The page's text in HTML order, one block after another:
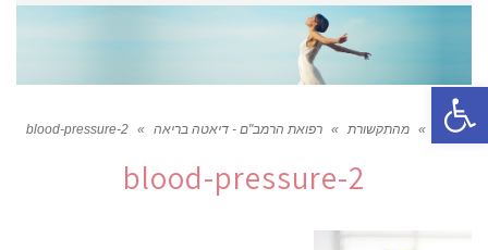
פתח סרגל נגישות
ראשי » מהתקשורת » רפואת הרמב"ם - דיאטה בריאה »
blood-pressure-2
blood-pressure-2